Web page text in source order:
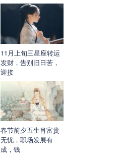
11月上旬三星座转运
发财，告别旧日苦，
迎接
春节前夕五生肖富贵
无忧，职场发展有
成，钱